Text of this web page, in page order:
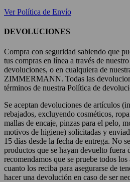
Ver Política de Envío
DEVOLUCIONES
Compra con seguridad sabiendo que
tus compras en línea a través de
devoluciones, o en cualquiera de
ZIMMERMANN. Todas las
términos de nuestra Política de
Se aceptan devoluciones de artículos
rebajados, excluyendo cosméticos,
mallas de encaje, pinzas para el pelo,
motivos de higiene) solicitadas y
15 días desde la fecha de entrega. No
productos que se hayan devuelto fuera
recomendamos que se pruebe todos
cuanto los reciba para asegurarse de
hacer una devolución en caso de ser